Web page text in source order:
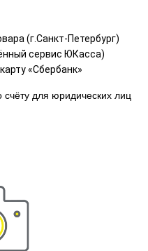
(г.Санкт-Петербург)
сервис ЮКасса)
«Сбербанк»
для юридических лиц